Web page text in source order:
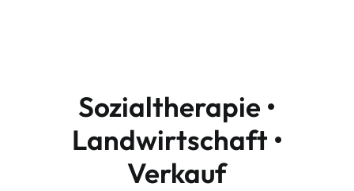
Sozialtherapie •
Landwirtschaft •
Verkauf